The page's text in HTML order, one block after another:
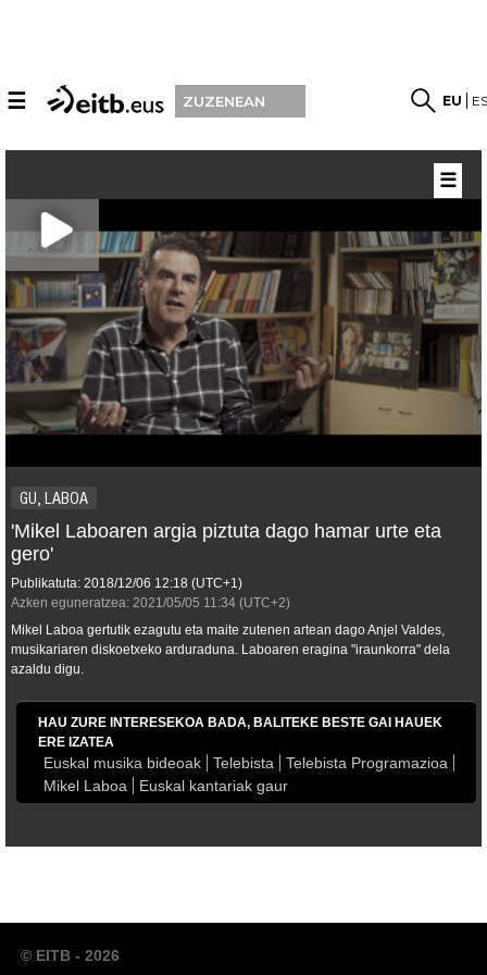
☰ ZUZENEAN EU
GU, LABOA
'Mikel Laboaren argia piztuta dago hamar urte eta
gero'
Publikatuta: 2018/12/06 12:18 (UTC+1)
Azken eguneratzea: 2021/05/05 11:34 (UTC+2)
Mikel Laboa gertutik ezagutu eta maite zutenen artean dago Anjel Valdes,
musikariaren diskoetxeko arduraduna. Laboaren eragina "iraunkorra" dela
azaldu digu.
HAU ZURE INTERESEKOA BADA, BALITEKE BESTE GAI HAUEK
ERE IZATEA
Euskal musika bideoak Telebista
Telebista Programazioa
Mikel Laboa
Euskal kantariak gaur
☰
© EITB - 2026